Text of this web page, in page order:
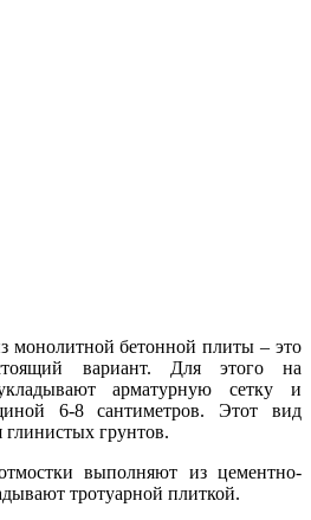
монолитной бетонной плиты – это
вариант. Для этого на
арматурную сетку и
6-8 сантиметров. Этот вид
глинистых грунтов.
выполняют из цементно-
тротуарной плиткой.